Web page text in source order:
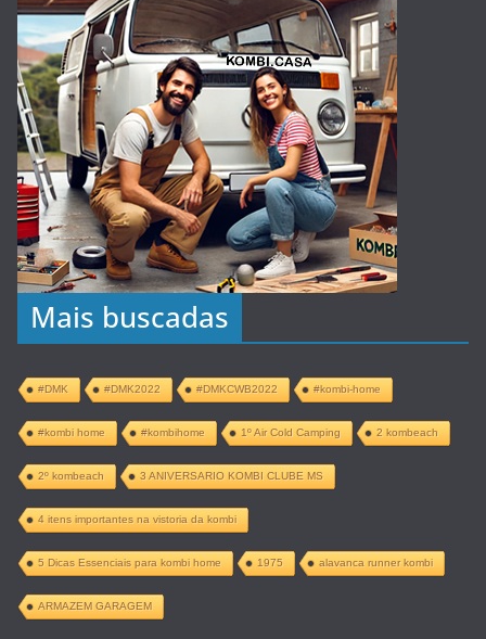
Mais buscadas
#DMK #DMK2022 #DMKCWB2022 #kombi-home
#kombi home #kombihome 1º Air Cold Camping 2 kombeach
2º kombeach 3 ANIVERSARIO KOMBI CLUBE MS
4 itens importantes na vistoria da kombi
5 Dicas Essenciais para kombi home 1975 alavanca runner kombi
ARMAZEM GARAGEM